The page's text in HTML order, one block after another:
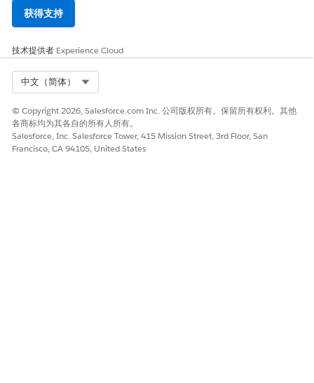
获得支持
技术提供者 Experience Cloud
中文（简体）
© Copyright 2026, Salesforce.com Inc. 公司版权所有。保留所有权利。其他
各商标均为其各自的所有人所有。
Salesforce, Inc. Salesforce Tower, 415 Mission Street, 3rd Floor, San
Francisco, CA 94105, United States